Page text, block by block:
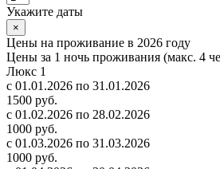
Укажите даты
×
Цены на проживание в 2026 году
Цены за 1 ночь проживания (макс. 4
Люкс 1
с 01.01.2026 по 31.01.2026
1500 руб.
с 01.02.2026 по 28.02.2026
1000 руб.
с 01.03.2026 по 31.03.2026
1000 руб.